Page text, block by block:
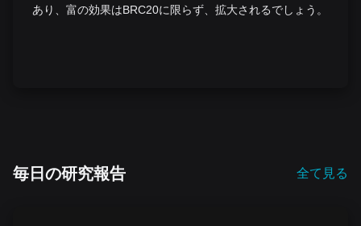
あり、富の効果はBRC20に限らず、拡大されるでしょう。
毎日の研究報告 全て見る